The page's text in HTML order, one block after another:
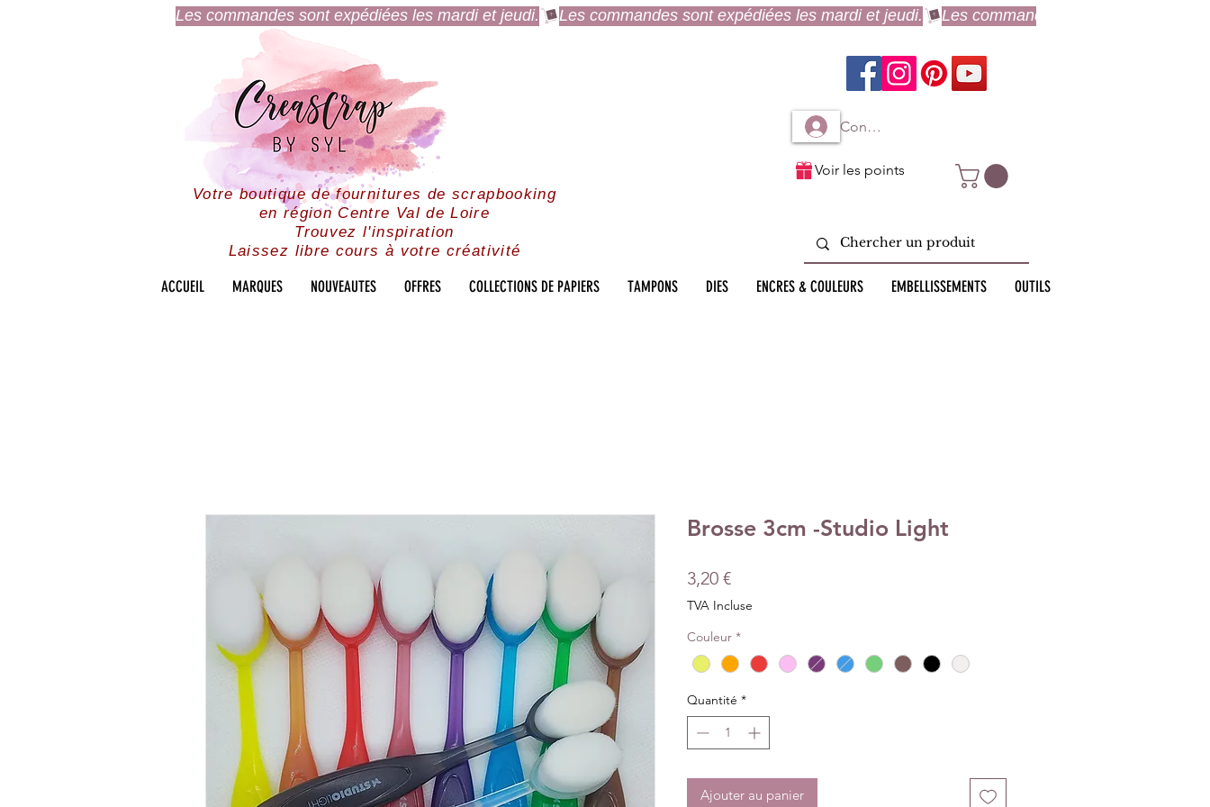
Les commandes sont expédiées les mardi et jeudi.
Votre boutique de fournitures de scrapbooking
en région Centre Val de Loire
Trouvez l'inspiration
Laissez libre cours à votre créativité
Connexion à mon compte
Voir les points
ACCUEIL MARQUES NOUVEAUTES OFFRES COLLECTIONS DE PAPIERS TAMPONS DIES ENCRES & COULEURS EMBELLISSEMENTS OUTILS
Brosse 3cm -Studio Light
3,20 €Prix
TVA Incluse
Couleur *
Quantité *
Ajouter au panier